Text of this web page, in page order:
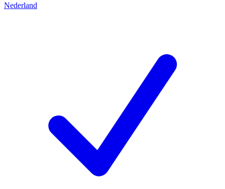
Nederland